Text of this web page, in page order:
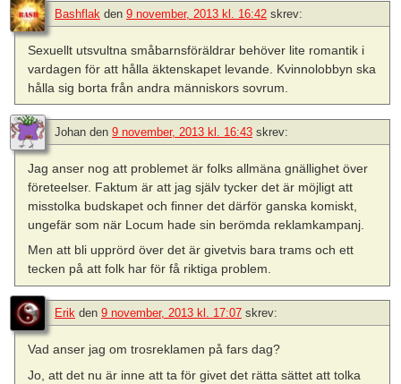
Bashflak den 9 november, 2013 kl. 16:42 skrev:
Sexuellt utsvultna småbarnsföräldrar behöver lite romantik i
vardagen för att hålla äktenskapet levande. Kvinnolobbyn ska
hålla sig borta från andra människors sovrum.
Johan den 9 november, 2013 kl. 16:43 skrev:
Jag anser nog att problemet är folks allmäna gnällighet över
företeelser. Faktum är att jag själv tycker det är möjligt att
misstolka budskapet och finner det därför ganska komiskt,
ungefär som när Locum hade sin berömda reklamkampanj.
Men att bli upprörd över det är givetvis bara trams och ett
tecken på att folk har för få riktiga problem.
Erik den 9 november, 2013 kl. 17:07 skrev:
Vad anser jag om trosreklamen på fars dag?
Jo, att det nu är inne att ta för givet det rätta sättet att tolka